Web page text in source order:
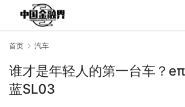
首页 汽车
谁才是年轻人的第一台车？
蓝SL03